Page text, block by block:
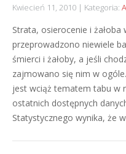
Kwiecień 11, 2010 Kategoria:
Strata, osierocenie i żałoba
przeprowadzono niewiele
śmierci i żałoby, a jeśli
zajmowano się nim w
jest wciąż tematem tabu w
ostatnich dostępnych
Statystycznego wynika, że